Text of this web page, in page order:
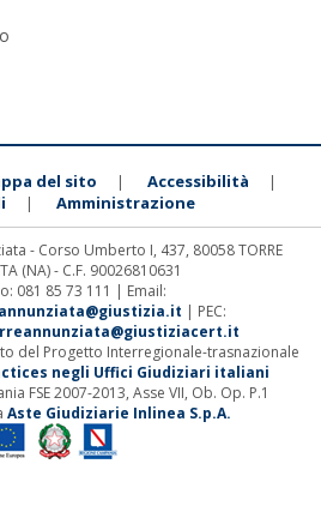
del sito | Accessibilità |
| Amministrazione
- Corso Umberto I, 437, 80058 TORRE
(NA) - C.F. 90026810631
081 85 73 111 | Email:
| PEC:
del Progetto Interregionale-trasnazionale
negli Uffici Giudiziari italiani
FSE 2007-2013, Asse VII, Ob. Op. P.1
Aste Giudiziarie Inlinea S.p.A.